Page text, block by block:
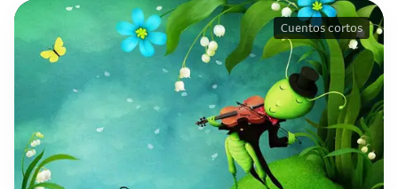
Cuentos cortos